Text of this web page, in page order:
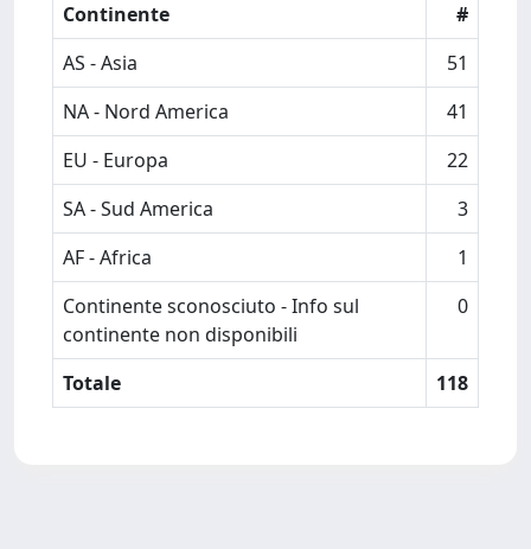
Continente
#
AS - Asia
51
NA - Nord America
41
EU - Europa
22
SA - Sud America
3
AF - Africa
1
Continente sconosciuto - Info sul
continente non disponibili
0
Totale 118